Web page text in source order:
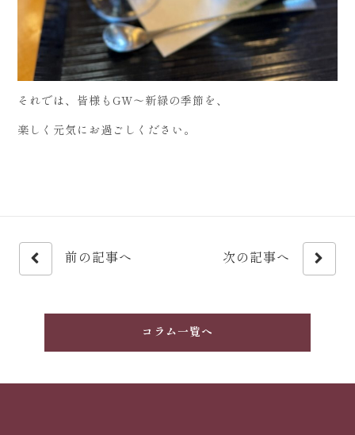
それでは、皆様もGW～新緑の季節を、
楽しく元気にお過ごしください。
前の記事へ 次の記事へ
コラム一覧へ